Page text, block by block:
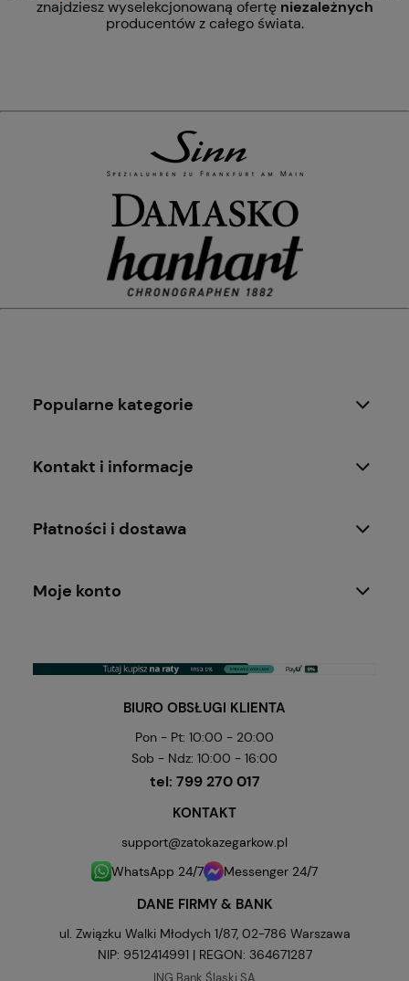
znajdziesz wyselekcjonowaną ofertę niezależnych
producentów z całego świata.
Popularne kategorie
Kontakt i informacje
Płatności i dostawa
Moje konto
BIURO OBSŁUGI KLIENTA
Pon - Pt: 10:00 - 20:00
Sob - Ndz: 10:00 - 16:00
tel: 799 270 017
KONTAKT
support@zatokazegarkow.pl
WhatsApp 24/7
Messenger 24/7
DANE FIRMY & BANK
ul. Związku Walki Młodych 1/87, 02-786 Warszawa
NIP: 9512414991 | REGON: 364671287